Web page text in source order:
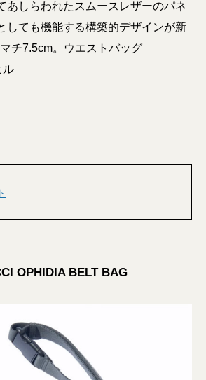
あしらわれたスムースレザーのパネ
しても機能する構築的デザインが新
チ7.5cm。ウエストバッグ
ル
OPHIDIA BELT BAG